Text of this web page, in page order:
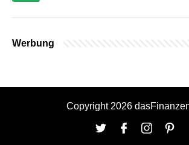
Werbung
Copyright 2026